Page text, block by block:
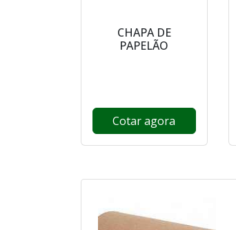
CHAPA DE
PAPELÃO
Cotar agora